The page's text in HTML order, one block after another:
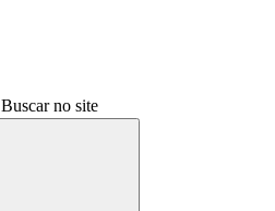
Buscar no site